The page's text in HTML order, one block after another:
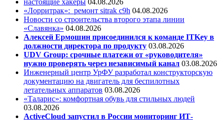
настоящие хакеры 04.08.2026
«Лорритрак»: ремонт sitrak c9h 04.08.2026
Новости со строительства второго этапа линии
«Славянка» 04.08.2026
Алексей Ермошин присоединился к команде ITKey в
должности директора по продукту 03.08.2026
UDV Group: срочные платежи от «руководителя»
нужно проверять через независимый канал 03.08.2026
Инженерный центр УрФУ разработал конструкторскую
документацию на двигатель для беспилотных
летательных аппаратов 03.08.2026
«Таларис»: комфортная обувь для стильных людей
03.08.2026
ActiveCloud запустил в России мониторинг ИТ-